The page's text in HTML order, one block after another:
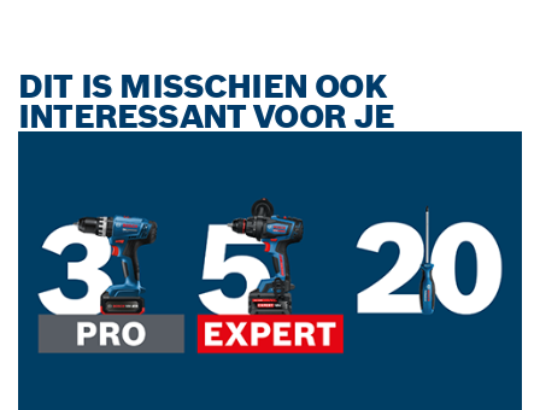
DIT IS MISSCHIEN OOK
INTERESSANT VOOR JE